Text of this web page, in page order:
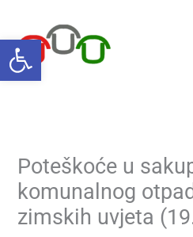
Open toolbar
content
Poteškoće u
komunalnog
zimskih uvjeta